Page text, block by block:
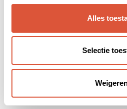
Alles
Selectie
Hoe werkt chakra healing?
Hoe draaien chakra's
Chakra hoe oud?
chakra hoe werkt dat?
hoe chakra reinigen?